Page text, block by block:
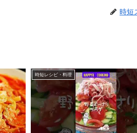
時短
時短レシピ・料理